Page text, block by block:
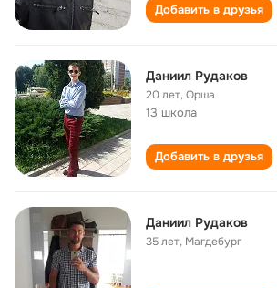
Добавить в друзья
Даниил Рудаков
20 лет,Орша
13 школа
Добавить в друзья
Даниил Рудаков
35 лет, Магдебург